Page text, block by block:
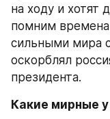
на ходу и
помним
сильными мира
оскорблял
президента.
Какие мирные